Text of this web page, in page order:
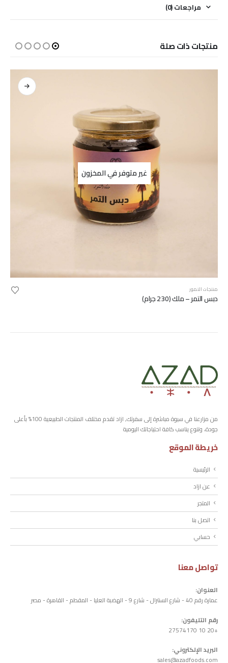
مراجعات (0)
منتجات ذات صلة
غير متوفر في المخزون
منتجات التمور
دبس التمر – ملك (230 جرام)
من مزارعنا في سيوة مباشرة إلى سفرتك, ازاد تقدم مختلف المنتجات الطبيعية 100% بأعلى
جودة، وتنوع يناسب كافة احتياجاتك اليومية
خريطة الموقع
الرئيسية
عن ازاد
المتجر
اتصل بنا
حسابي
تواصل معنا
العنوان:
عمارة رقم 40 - شارع السنترال - شارع 9 - الهضبة العليا - المقطم - القاهرة - مصر
رقم التليفون:
+20 10 27574170
البريد الإلكتروني:
sales@azadfoods.com